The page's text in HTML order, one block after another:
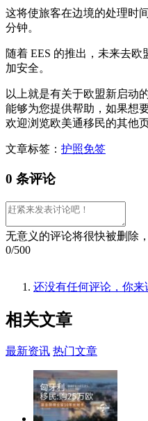
这将使旅客在边境的处理时
分钟。
随着 EES 的推出，未来去
加安全。
以上就是有关于欧盟新启动
能够为您提供帮助，如果想
欢迎浏览欧美通移民的其他页
文章标签： 护照免签
0 条评论
无意义的评论将很快被删除
0/500
还没有任何评论，你来
相关文章
最新资讯 热门文章